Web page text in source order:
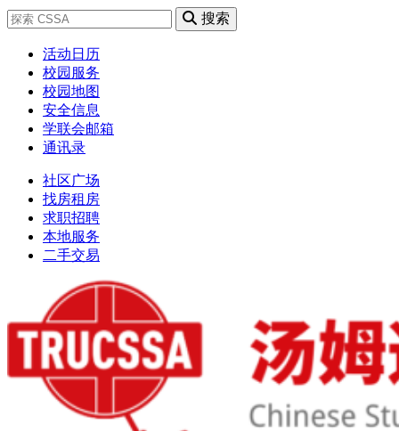
搜索
活动日历
校园服务
校园地图
安全信息
学联会邮箱
通讯录
社区广场
找房租房
求职招聘
本地服务
二手交易